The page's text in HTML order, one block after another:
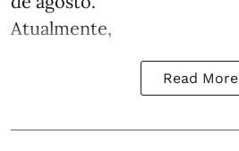
Atualmente,
Read More